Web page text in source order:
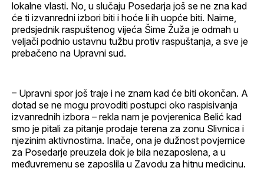
lokalne vlasti. No, u slučaju Posedarja još se ne zna kad
će ti izvanredni izbori biti i hoće li ih uopće biti. Naime,
predsjednik raspuštenog vijeća Šime Žuža je odmah u
veljači podnio ustavnu tužbu protiv raspuštanja, a sve je
prebačeno na Upravni sud.
– Upravni spor još traje i ne znam kad će biti okončan. A
dotad se ne mogu provoditi postupci oko raspisivanja
izvanrednih izbora – rekla nam je povjerenica Belić kad
smo je pitali za pitanje prodaje terena za zonu Slivnica i
njezinim aktivnostima. Inače, ona je dužnost povjernice
za Posedarje preuzela dok je bila nezaposlena, a u
međuvremenu se zaposlila u Zavodu za hitnu medicinu.